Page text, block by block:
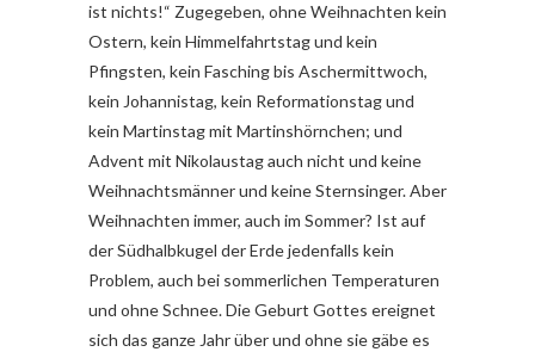
ist nichts!“ Zugegeben, ohne Weihnachten kein
Ostern, kein Himmelfahrtstag und kein
Pfingsten, kein Fasching bis Aschermittwoch,
kein Johannistag, kein Reformationstag und
kein Martinstag mit Martinshörnchen; und
Advent mit Nikolaustag auch nicht und keine
Weihnachtsmänner und keine Sternsinger. Aber
Weihnachten immer, auch im Sommer? Ist auf
der Südhalbkugel der Erde jedenfalls kein
Problem, auch bei sommerlichen Temperaturen
und ohne Schnee. Die Geburt Gottes ereignet
sich das ganze Jahr über und ohne sie gäbe es